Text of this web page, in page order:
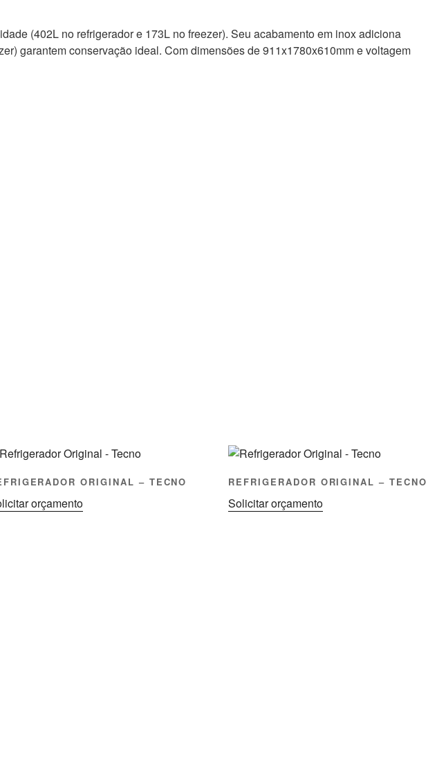
(402L no refrigerador e 173L no freezer). Seu acabamento em inox adiciona
garantem conservação ideal. Com dimensões de 911x1780x610mm e voltagem
ORIGINAL – TECNO
orçamento
REFRIGERADOR ORIGINAL – TECNO
Solicitar orçamento